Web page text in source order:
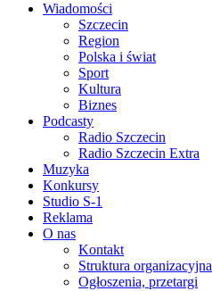
Wiadomości
Szczecin
Region
Polska i świat
Sport
Kultura
Biznes
Podcasty
Radio Szczecin
Radio Szczecin Extra
Muzyka
Konkursy
Studio S-1
Reklama
O nas
Kontakt
Struktura organizacyjna
Ogłoszenia, przetargi